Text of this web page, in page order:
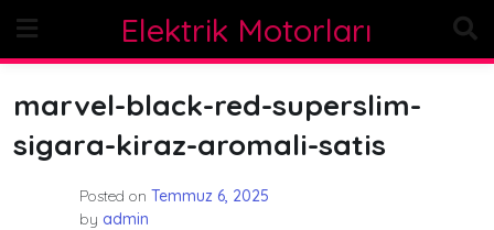
content
Elektrik Motorları
marvel-black-red-superslim-
sigara-kiraz-aromali-satis
Posted on Temmuz 6, 2025
by admin